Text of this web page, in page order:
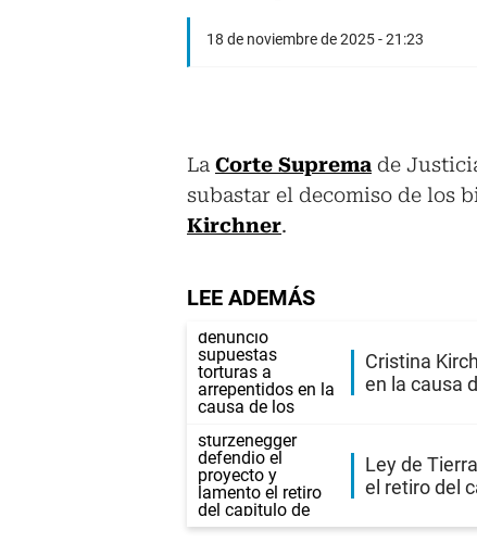
18 de noviembre de 2025 - 21:23
La Corte Suprema de
subastar el decomiso de los
Kirchner.
LEE ADEMÁS
Cristina
en la causa
Ley de
el retiro del